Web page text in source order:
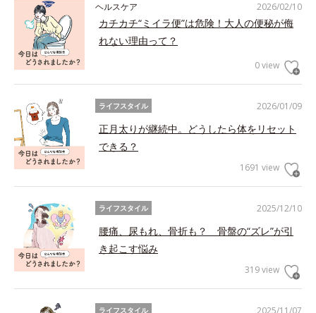
2026/02/10
ヘルスケア
カチカチ“ミイラ便”は危険！大人の便秘が侮
れない理由って？
0 view
2026/01/09
ライフスタイル
正月太りが継続中。どうしたら体をリセット
できる？
1691 view
2025/12/10
ライフスタイル
腰痛、尿もれ、骨折も？ 骨盤の“ズレ”が引
き起こす悩み
319 view
2025/11/07
ライフスタイル